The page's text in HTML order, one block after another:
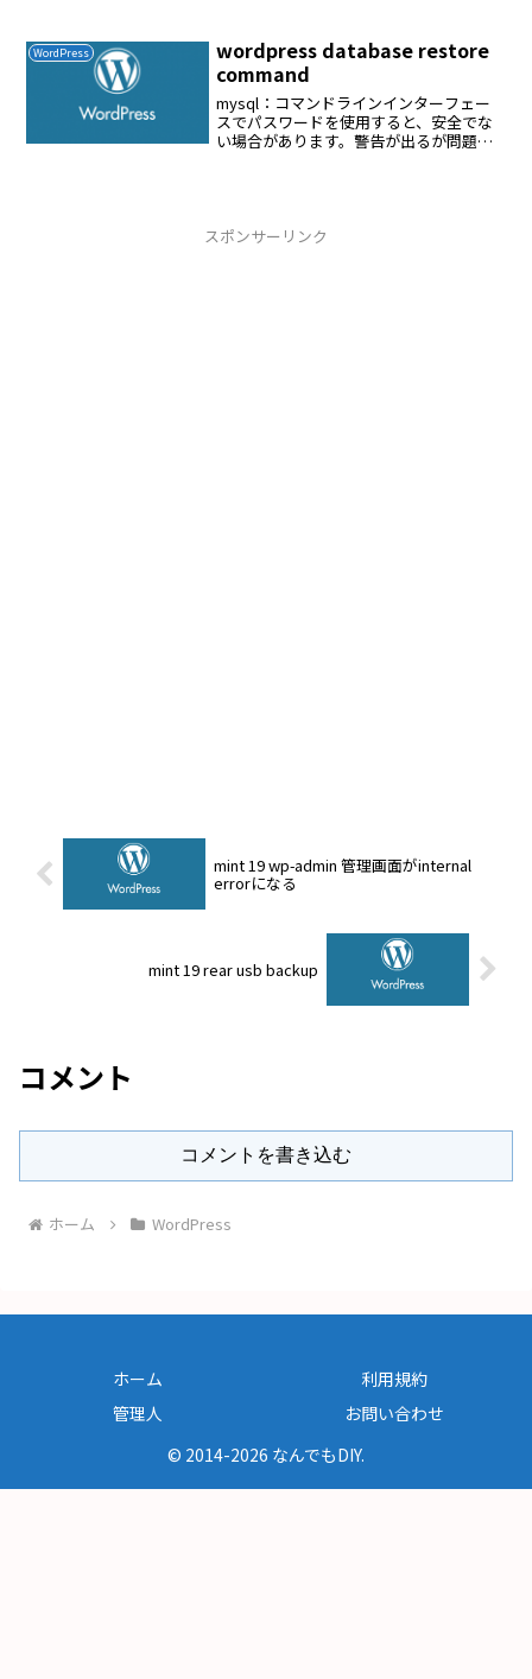
WordPress
wordpress database restore
command
mysql：コマンドラインインターフェー
スでパスワードを使用すると、安全でな
い場合があります。警告が出るが問題は
スポンサーリンク
mint 19 wp-admin 管理画面がinternal
errorになる
mint 19 rear usb backup
コメント
コメントを書き込む
ホーム WordPress
ホーム
利用規約
管理人
お問い合わせ
© 2014-2026 なんでもDIY.